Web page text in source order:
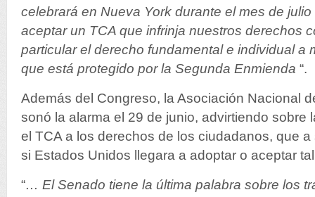
celebrará en Nueva York durante el mes de
aceptar un TCA que infrinja nuestros derechos
particular el derecho fundamental e individual a
que está protegido por la Segunda Enmienda “.
Además del Congreso, la Asociación Nacional
sonó la alarma el 29 de junio, advirtiendo sobre
el TCA a los derechos de los ciudadanos, que
si Estados Unidos llegara a adoptar o aceptar
“… El Senado tiene la última palabra sobre los